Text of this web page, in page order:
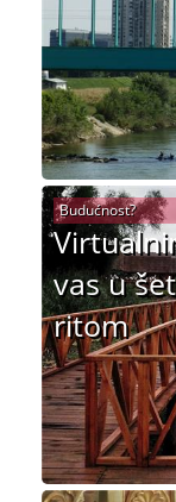
vas u
ritom
Budućnost?